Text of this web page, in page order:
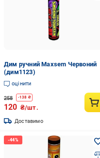
Дим ручний Maxsem Червоний
(дим1123)
оцінити
258 -138 ₴
120 ₴/шт.
Доставимо